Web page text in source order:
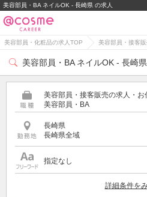
美容部員・BA ネイルOK - 長崎県 の求人
美容部員・化粧品の求人TOP 美容部員・接客
美容部員・BA ネイルOK - 長崎
美容部員・接客販売の求人・お
美容部員・BA
長崎県
長崎県全域
指定なし
詳細条件を